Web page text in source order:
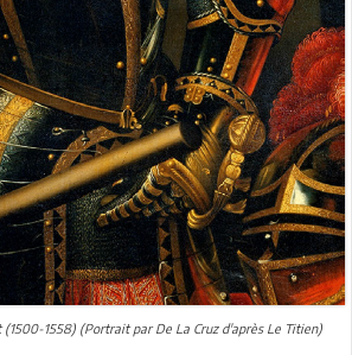
(1500-1558) (Portrait par De La Cruz d'après Le Titien)